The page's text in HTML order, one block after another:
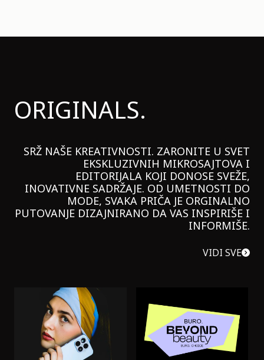
ORIGINALS.
SRŽ NAŠE KREATIVNOSTI. ZARONITE U SVET
EKSKLUZIVNIH MIKROSAJTOVA I
EDITORIJALA KOJI DONOSE SVEŽE,
INOVATIVNE SADRŽAJE. OD UMETNOSTI DO
MODE, SVAKA PRIČA JE ORGINALNO
PUTOVANJE DIZAJNIRANO DA VAS INSPIRIŠE I
INFORMIŠE.
VIDI SVE